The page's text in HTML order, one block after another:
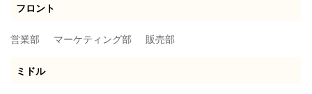
フロント
営業部 マーケティング部 販売部
ミドル